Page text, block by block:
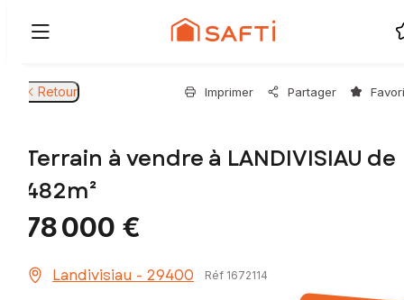
Retour Imprimer Partager
Terrain à vendre à LANDIVISIAU de
482m²
78 000 €
Landivisiau - 29400 Réf 1672114